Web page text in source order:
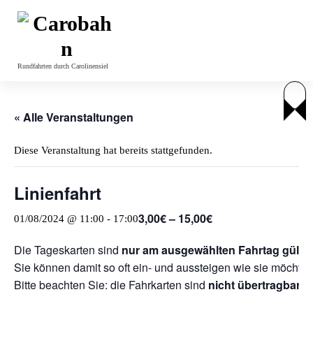
Rundfahrten durch Carolinensiel
« Alle Veranstaltungen
Diese Veranstaltung hat bereits stattgefunden.
Linienfahrt
01/08/2024 @ 11:00 - 17:003,00€ – 15,00€
Die Tageskarten sind nur am ausgewählten Fahrtag
Sie können damit so oft ein- und aussteigen wie sie
Bitte beachten Sie: die Fahrkarten sind nicht übertragbar